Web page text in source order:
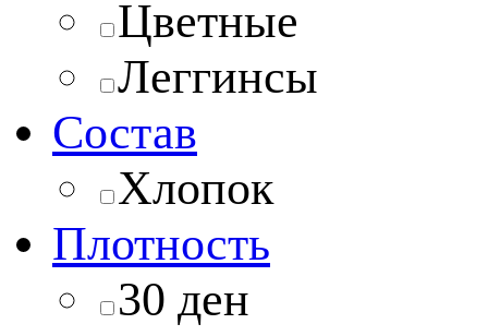
Цветные
Леггинсы
Состав
Хлопок
Плотность
30 ден